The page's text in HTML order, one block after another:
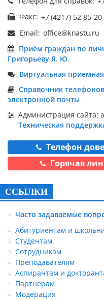
Факс:
Email:
Приём граждан по
Григорьеву Я. Ю.
Виртуальная приемная
Справочник
электронной почты
Администрация сайта:
Техническая
Телефон
Горячая
ССЫЛКИ
Часто задаваемые
Абитуриентам и
Студентам
Сотрудникам
Преподавателям
Аспирантам и
Партнерам
Модерация